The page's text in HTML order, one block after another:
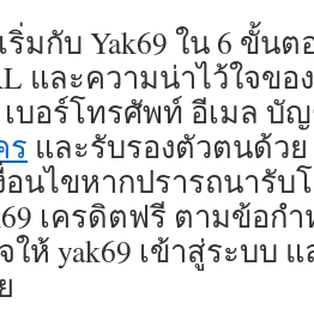
มกับ Yak69 ใน 6 ขั้นต
และความน่าไว้ใจขอ
บอร์โทรศัพท์ อีเมล บั
ร และรับรองตัวตนด้วย
อนไขหากปรารถนารับ
เครดิตฟรี ตามข้อก
ห้ yak69 เข้าสู่ระบบ แ